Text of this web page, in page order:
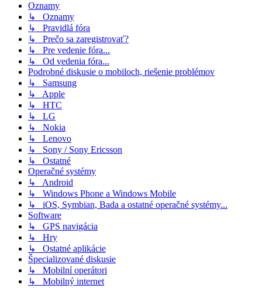
Oznamy
↳ Oznamy
↳ Pravidlá fóra
↳ Prečo sa zaregistrovať?
↳ Pre vedenie fóra...
↳ Od vedenia fóra...
Podrobné diskusie o mobiloch, riešenie problémov
↳ Samsung
↳ Apple
↳ HTC
↳ LG
↳ Nokia
↳ Lenovo
↳ Sony / Sony Ericsson
↳ Ostatné
Operačné systémy
↳ Android
↳ Windows Phone a Windows Mobile
↳ iOS, Symbian, Bada a ostatné operačné systémy...
Software
↳ GPS navigácia
↳ Hry
↳ Ostatné aplikácie
Špecializované diskusie
↳ Mobilní operátori
↳ Mobilný internet